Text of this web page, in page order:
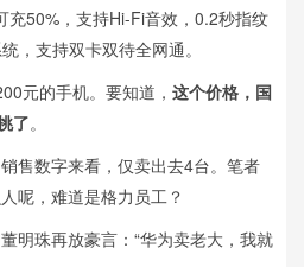
充50%，支持Hi-Fi音效，0.2秒指纹
，支持双卡双待全网通。
元的手机。要知道， 这个价格，国
了。
售数字来看，仅卖出去4台。笔者
呢，难道是格力员工？
明珠再放豪言：“华为卖老大，我就